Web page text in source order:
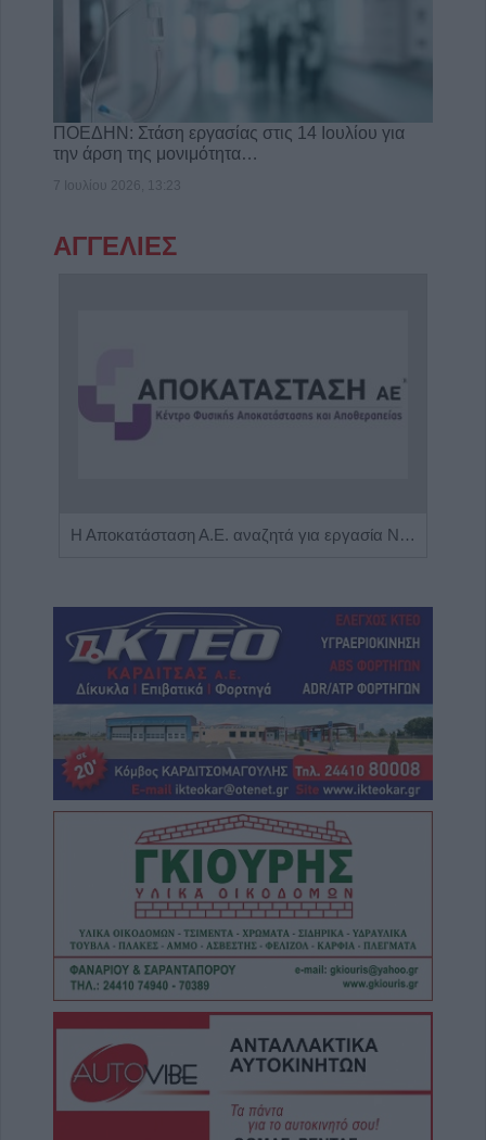
ΠΟΕΔΗΝ: Στάση εργασίας στις 14 Ιουλίου για
την άρση της μονιμότητα…
7 Ιουλίου 2026, 13:23
ΑΓΓΕΛΙΕΣ
Η Αποκατάσταση Α.Ε. αναζητά για εργασία Νοσηλευτές και Βοηθούς Νοσηλευτές